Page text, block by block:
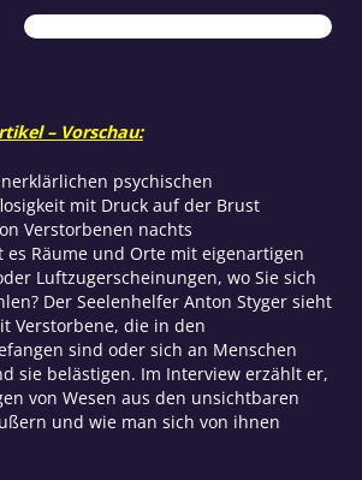
belasten
Menge
– Vorschau:
psychischen
mit Druck auf der Brust
Verstorbenen nachts
es Räume und Orte mit eigenartigen
Luftzugerscheinungen, wo Sie sich
Der Seelenhelfer Anton Styger sieht
Verstorbene, die in den
sind oder sich an Menschen
sie belästigen. Im Interview erzählt er,
von Wesen aus den unsichtbaren
und wie man sich von ihnen